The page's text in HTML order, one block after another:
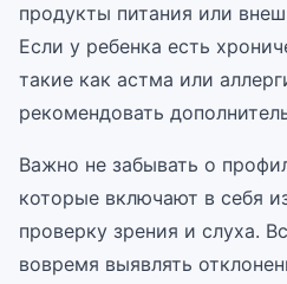
продукты питания или
Если у ребенка есть
такие как астма или
рекомендовать
Важно не забывать о
которые включают в себя
проверку зрения и слуха.
вовремя выявлять